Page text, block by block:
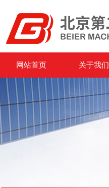
网站首页 关于我们